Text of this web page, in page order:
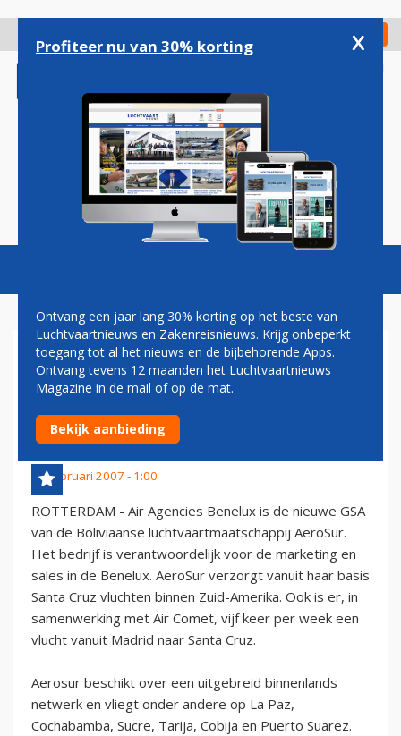
gaan
Check in
Magazine Podcasts Vacatures
AIR AGENCIES BENELUX
WORDT GSA VAN
BOLIVIAANSE AEROSUR
19 februari 2007 - 1:00
ROTTERDAM - Air Agencies Benelux is de nieuwe GSA
van de Boliviaanse luchtvaartmaatschappij AeroSur.
Het bedrijf is verantwoordelijk voor de marketing en
sales in de Benelux. AeroSur verzorgt vanuit haar basis
Santa Cruz vluchten binnen Zuid-Amerika. Ook is er, in
samenwerking met Air Comet, vijf keer per week een
vlucht vanuit Madrid naar Santa Cruz.
Aerosur beschikt over een uitgebreid binnenlands
netwerk en vliegt onder andere op La Paz,
Cochabamba, Sucre, Tarija, Cobija en Puerto Suarez.
Profiteer nu van 30% korting x
Ontvang een jaar lang 30% korting op het beste van
Luchtvaartnieuws en Zakenreisnieuws. Krijg onbeperkt
toegang tot al het nieuws en de bijbehorende Apps.
Ontvang tevens 12 maanden het Luchtvaartnieuws
Magazine in de mail of op de mat.
Bekijk aanbieding